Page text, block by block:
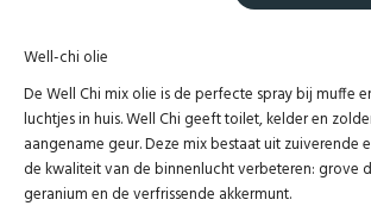
Well-chi olie
De Well Chi mix olie is de perfecte spray bij muffe
luchtjes in huis. Well Chi geeft toilet, kelder en
aangename geur. Deze mix bestaat uit zuiverende
de kwaliteit van de binnenlucht verbeteren: grove
geranium en de verfrissende akkermunt.